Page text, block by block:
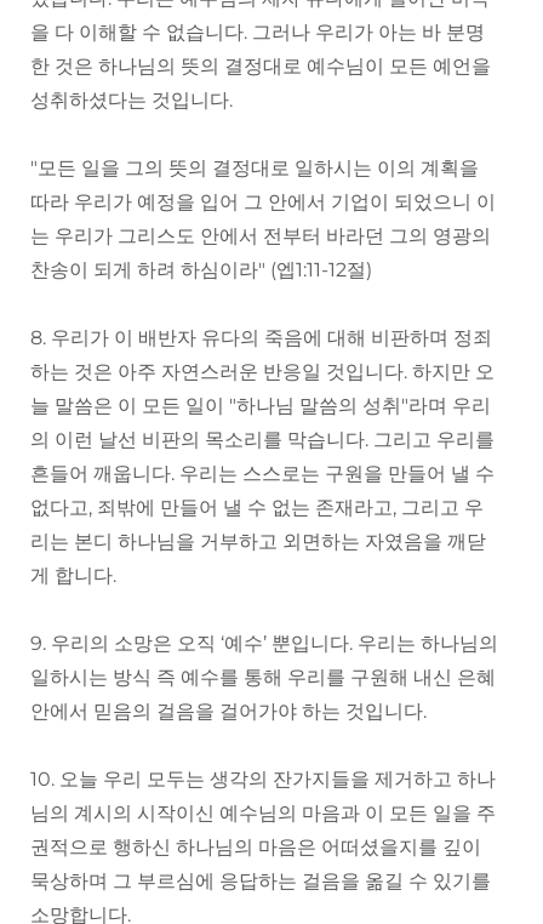
을 다 이해할 수 없습니다. 그러나 우리가 아는 바 분명
한 것은 하나님의 뜻의 결정대로 예수님이 모든 예언을
성취하셨다는 것입니다.
"모든 일을 그의 뜻의 결정대로 일하시는 이의 계획을
따라 우리가 예정을 입어 그 안에서 기업이 되었으니 이
는 우리가 그리스도 안에서 전부터 바라던 그의 영광의
찬송이 되게 하려 하심이라" (엡1:11-12절)
8. 우리가 이 배반자 유다의 죽음에 대해 비판하며 정죄
하는 것은 아주 자연스러운 반응일 것입니다. 하지만 오
늘 말씀은 이 모든 일이 "하나님 말씀의 성취"라며 우리
의 이런 날선 비판의 목소리를 막습니다. 그리고 우리를
흔들어 깨웁니다. 우리는 스스로는 구원을 만들어 낼 수
없다고, 죄밖에 만들어 낼 수 없는 존재라고, 그리고 우
리는 본디 하나님을 거부하고 외면하는 자였음을 깨닫
게 합니다.
9. 우리의 소망은 오직 ‘예수’ 뿐입니다. 우리는 하나님의
일하시는 방식 즉 예수를 통해 우리를 구원해 내신 은혜
안에서 믿음의 걸음을 걸어가야 하는 것입니다.
10. 오늘 우리 모두는 생각의 잔가지들을 제거하고 하나
님의 계시의 시작이신 예수님의 마음과 이 모든 일을 주
권적으로 행하신 하나님의 마음은 어떠셨을지를 깊이
묵상하며 그 부르심에 응답하는 걸음을 옮길 수 있기를
소망합니다.